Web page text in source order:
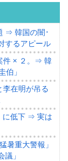
⇒ 韓国の闇･
するアピール
件 × ２。⇒ 韓
伯」
李在明が吊る
に低下 ⇒ 実は
暑重大警報」
」